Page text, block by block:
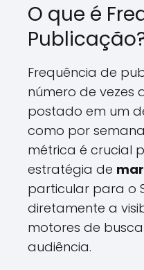
O que é
Frequência de
número de vezes
postado em um
como por
métrica é crucial
estratégia de
particular para o
diretamente a
motores de
audiência.